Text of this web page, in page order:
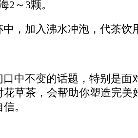
2～3颗。
，加入沸水冲泡，代茶
中不变的话题，特别是
草茶，会帮助你塑造完
。